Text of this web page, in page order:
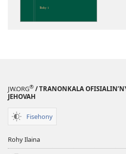
JW.ORG® / TRANONKALA
JEHOVAH
Fisehony
Rohy Ilaina